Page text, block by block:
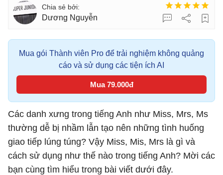
Dương Nguyễn
Mua gói Thành viên Pro để trải nghiệm không quảng
cáo và sử dụng các tiện ích AI
Mua 79.000đ
Các danh xưng trong tiếng Anh như Miss, Mrs, Ms
thường dễ bị nhầm lẫn tạo nên những tình huống
giao tiếp lúng túng? Vậy Miss, Mis, Mrs là gì và
cách sử dụng như thế nào trong tiếng Anh? Mời các
bạn cùng tìm hiểu trong bài viết dưới đây.